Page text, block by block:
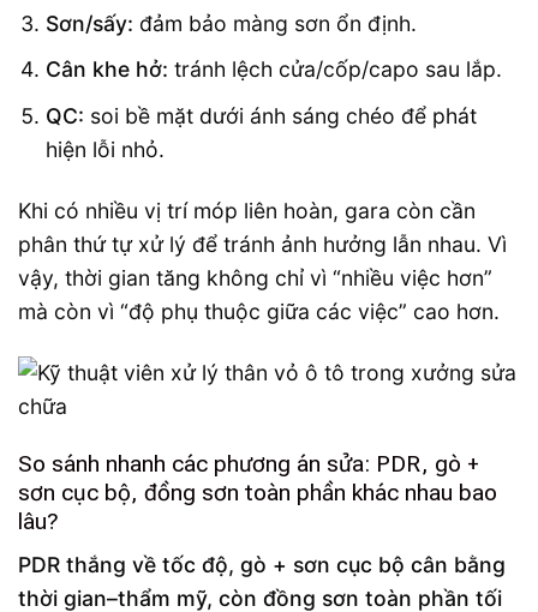
Sơn/sấy: đảm bảo màng sơn ổn định.
Cân khe hở: tránh lệch cửa/cốp/capo sau lắp.
QC: soi bề mặt dưới ánh sáng chéo để phát
hiện lỗi nhỏ.
Khi có nhiều vị trí móp liên hoàn, gara còn cần
phân thứ tự xử lý để tránh ảnh hưởng lẫn nhau. Vì
vậy, thời gian tăng không chỉ vì “nhiều việc hơn”
mà còn vì “độ phụ thuộc giữa các việc” cao hơn.
So sánh nhanh các phương án sửa: PDR, gò +
sơn cục bộ, đồng sơn toàn phần khác nhau bao
lâu?
PDR thắng về tốc độ, gò + sơn cục bộ cân bằng
thời gian–thẩm mỹ, còn đồng sơn toàn phần tối